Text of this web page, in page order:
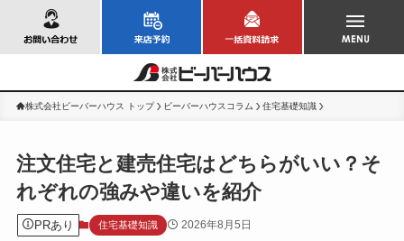
株式会社ビーバーハウス トップ ビーバーハウスコラム 住宅基礎知識
注文住宅と建売住宅はどちらがいい？そ
れぞれの強みや違いを紹介
PRあり 住宅基礎知識 2026年8月5日